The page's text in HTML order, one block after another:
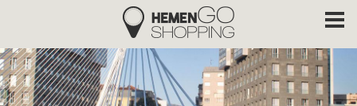
Pasar al contenido principal
Hemengo Shopping